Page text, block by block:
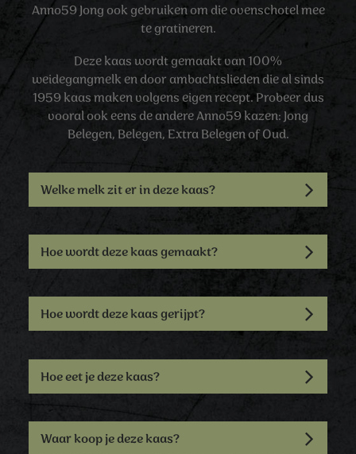
Anno59 Jong ook gebruiken om die ovenschotel mee
te gratineren.
Deze kaas wordt gemaakt van 100%
weidegangmelk en door ambachtslieden die al sinds
1959 kaas maken volgens eigen recept. Probeer dus
vooral ook eens de andere Anno59 kazen: Jong
Belegen, Belegen, Extra Belegen of Oud.
Welke melk zit er in deze kaas?
Hoe wordt deze kaas gemaakt?
Hoe wordt deze kaas gerijpt?
Hoe eet je deze kaas?
Waar koop je deze kaas?